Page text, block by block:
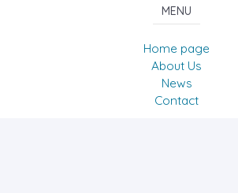
MENU
Home page
About Us
News
Contact